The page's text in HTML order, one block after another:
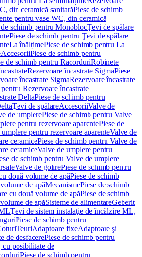
din ceramică sanitarăPiese de schimb
pentru vase WC, din ceramică
de schimb pentru MonoblocŢevi de spălare
Piese de schimb pentru Ţevi de spălare
La înălțimePiese de schimb pentru La
AccesoriiPiese de schimb pentru
de schimb pentru RacorduriRobinete
Rezervoare încastrate SigmaPiese
încastrate SigmaRezervoare încastrate
Rezervoare încastrate
DeltaPiese de schimb pentru
Ţevi de spălareAccesoriiValve de
de umplerePiese de schimb pentru Valve
pentru rezervoare aparentePiese de
pentru rezervoare aparenteValve de
ceramicePiese de schimb pentru Valve de
ceramiceValve de umplere pentru
de schimb pentru Valve de umplere
Valve de golirePiese de schimb pentru
două volume de apăPiese de schimb
de apăMecanismePiese de schimb
cu două volume de apăPiese de schimb
de apăSisteme de alimentareGeberit
Ţevi de sistem instalaţie de încălzire ML,
Piese de schimb pentru
TeuriAdaptoare fixeAdaptoare şi
de desfacerePiese de schimb pentru
cu posibilitate de
Piese de schimb pentru